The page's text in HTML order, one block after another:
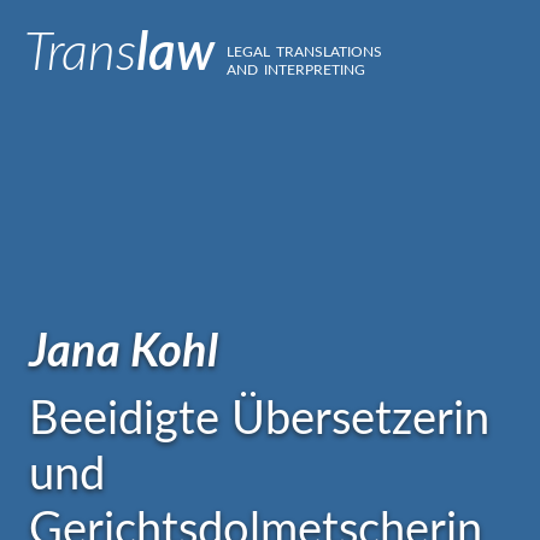
Translaw
legal translations
and interpreting
Jana Kohl
Beeidigte Übersetzerin
und
Gerichtsdolmetscherin